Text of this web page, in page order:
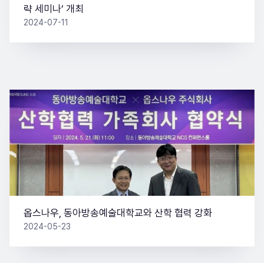
략 세미나’ 개최
2024-07-11
옵스나우, 동아방송예술대학교와 산학 협력 강화
2024-05-23